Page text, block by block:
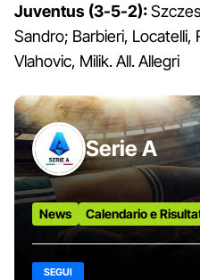
Juventus (3-5-2):
Sandro; Barbieri, Locatelli,
Vlahovic, Milik. All. Allegri
Serie A
News Calendario e
SEGUI